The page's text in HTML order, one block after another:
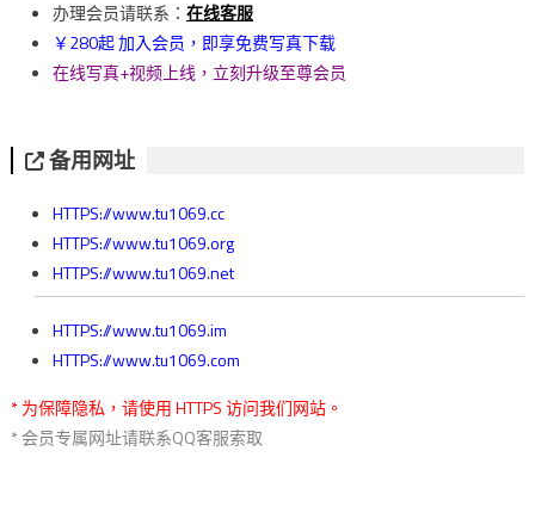
覽 办理会员请联系： 在线客服
￥280起 加入会员，即享免费写真下载
在线写真+视频上线，立刻升级至尊会员
备用网址
HTTPS://www.tu1069.cc
HTTPS://www.tu1069.org
HTTPS://www.tu1069.net
HTTPS://www.tu1069.im
HTTPS://www.tu1069.com
* 为保障隐私，请使用 HTTPS 访问我们网站。
* 会员专属网址请联系QQ客服索取